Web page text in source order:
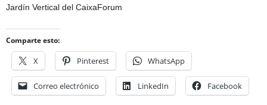
Jardín Vertical del CaixaForum
Comparte esto:
X Pinterest WhatsApp
Correo electrónico LinkedIn Facebook